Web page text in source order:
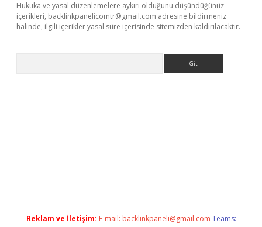
Hukuka ve yasal düzenlemelere aykırı olduğunu düşündüğünüz
içerikleri, backlinkpanelicomtr@gmail.com adresine bildirmeniz
halinde, ilgili içerikler yasal süre içerisinde sitemizden kaldırılacaktır.
Reklam ve İletişim: E-mail: backlinkpaneli@gmail.com Teams: